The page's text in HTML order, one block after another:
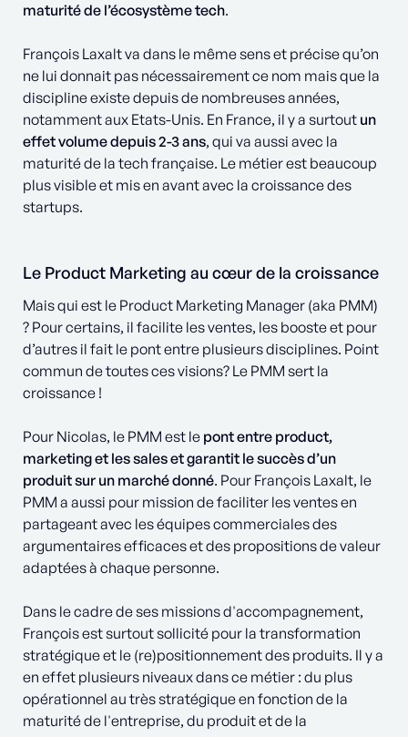
maturité de l’écosystème tech.
François Laxalt va dans le même sens et précise qu’on
ne lui donnait pas nécessairement ce nom mais que la
discipline existe depuis de nombreuses années,
notamment aux Etats-Unis. En France, il y a surtout un
effet volume depuis 2-3 ans, qui va aussi avec la
maturité de la tech française. Le métier est beaucoup
plus visible et mis en avant avec la croissance des
startups.
Le Product Marketing au cœur de la croissance
Mais qui est le Product Marketing Manager (aka PMM)
? Pour certains, il facilite les ventes, les booste et pour
d’autres il fait le pont entre plusieurs disciplines. Point
commun de toutes ces visions? Le PMM sert la
croissance !
Pour Nicolas, le PMM est le pont entre product,
marketing et les sales et garantit le succès d’un
produit sur un marché donné. Pour François Laxalt, le
PMM a aussi pour mission de faciliter les ventes en
partageant avec les équipes commerciales des
argumentaires efficaces et des propositions de valeur
adaptées à chaque personne.
Dans le cadre de ses missions d'accompagnement,
François est surtout sollicité pour la transformation
stratégique et le (re)positionnement des produits. Il y a
en effet plusieurs niveaux dans ce métier : du plus
opérationnel au très stratégique en fonction de la
maturité de l'entreprise, du produit et de la